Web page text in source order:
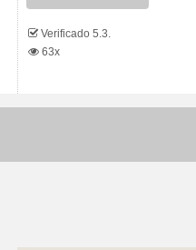
Verificado 5.3.
63x